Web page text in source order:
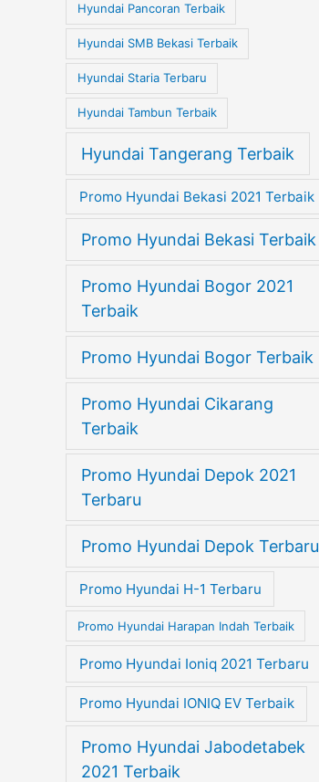
Hyundai Pancoran Terbaik
Hyundai SMB Bekasi Terbaik
Hyundai Staria Terbaru
Hyundai Tambun Terbaik
Hyundai Tangerang Terbaik
Promo Hyundai Bekasi 2021 Terbaik
Promo Hyundai Bekasi Terbaik
Promo Hyundai Bogor 2021
Terbaik
Promo Hyundai Bogor Terbaik
Promo Hyundai Cikarang
Terbaik
Promo Hyundai Depok 2021
Terbaru
Promo Hyundai Depok Terbaru
Promo Hyundai H-1 Terbaru
Promo Hyundai Harapan Indah Terbaik
Promo Hyundai Ioniq 2021 Terbaru
Promo Hyundai IONIQ EV Terbaik
Promo Hyundai Jabodetabek
2021 Terbaik